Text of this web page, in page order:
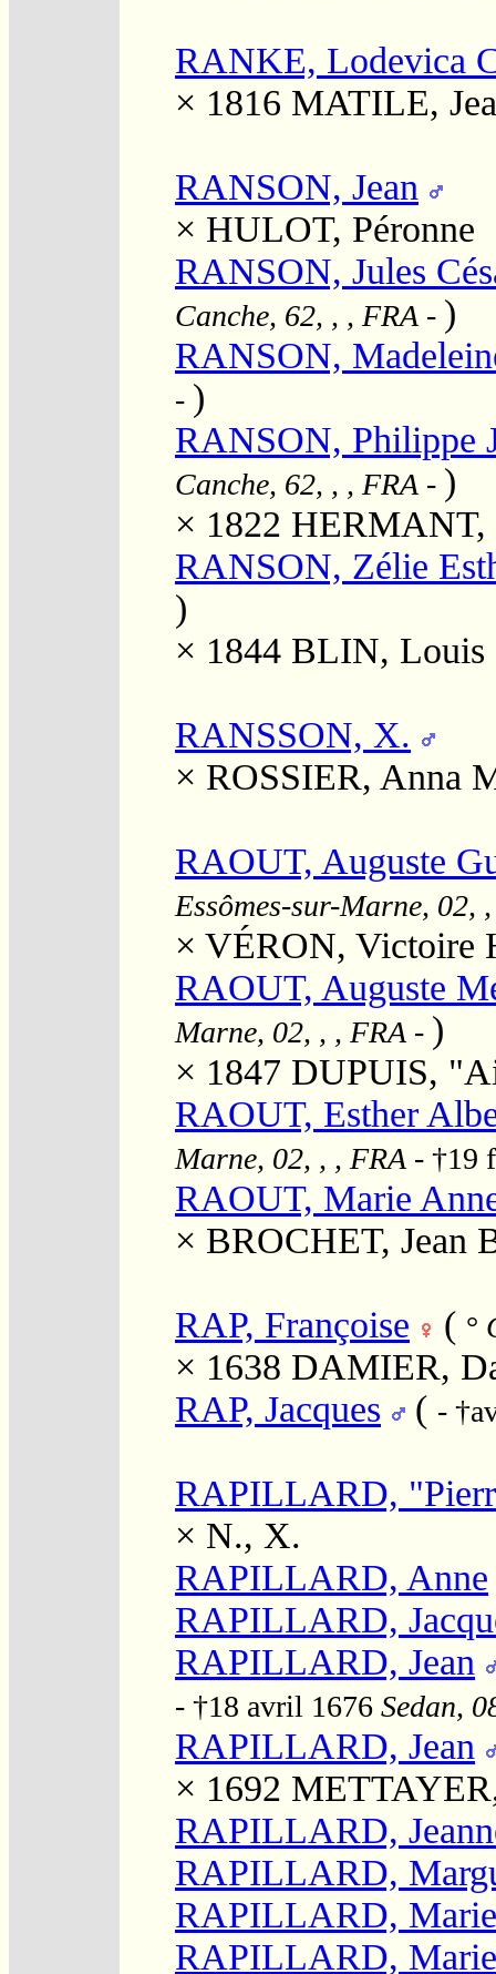
RANKE, Lodevica
× 1816 MATILE,
RANSON, Jean
× HULOT, Péronne
RANSON, Jules
Canche, 62, , , FRA - )
RANSON,
- )
RANSON, Philippe
Canche, 62, , , FRA - )
× 1822 HERMANT,
RANSON, Zélie
)
× 1844 BLIN, Louis
RANSSON, X.
× ROSSIER, Anna
RAOUT, Auguste
Essômes-sur-Marne, 02,
× VÉRON, Victoire
RAOUT, Auguste
Marne, 02, , , FRA - )
× 1847 DUPUIS,
RAOUT, Esther
Marne, 02, , , FRA - †19
RAOUT, Marie
× BROCHET, Jean
RAP, Françoise ( °
× 1638 DAMIER,
RAP, Jacques
( -
RAPILLARD,
× N., X.
RAPILLARD, Anne
RAPILLARD,
RAPILLARD, Jean
- †18 avril 1676 Sedan,
RAPILLARD, Jean
× 1692
RAPILLARD,
RAPILLARD,
RAPILLARD, Marie
RAPILLARD, Marie